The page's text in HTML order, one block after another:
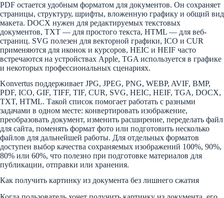
PDF остается удобным форматом для документов. Он сохраняет
страницы, структуру, шрифты, вложенную графику и общий вид
макета. DOCX нужен для редактируемых текстовых
документов, TXT — для простого текста, HTML — для веб-
страниц. SVG полезен для векторной графики, ICO и CUR
применяются для иконок и курсоров, HEIC и HEIF часто
встречаются на устройствах Apple, TGA используется в графике
и некоторых профессиональных сценариях.
Konvertus поддерживает JPG, JPEG, PNG, WEBP, AVIF, BMP,
PDF, ICO, GIF, TIFF, TIF, CUR, SVG, HEIC, HEIF, TGA, DOCX,
TXT, HTML. Такой список помогает работать с разными
задачами в одном месте: конвертировать изображение,
преобразовать документ, изменить расширение, переделать файл
для сайта, поменять формат фото или подготовить несколько
файлов для дальнейшей работы. Для отдельных форматов
доступен выбор качества сохраняемых изображений 100%, 90%,
80% или 60%, что полезно при подготовке материалов для
публикации, отправки или хранения.
Как получить картинку из документа без лишнего сжатия